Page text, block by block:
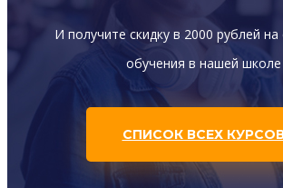
И получите скидку в 2000 рублей
обучения в нашей школе
СПИСОК ВСЕХ